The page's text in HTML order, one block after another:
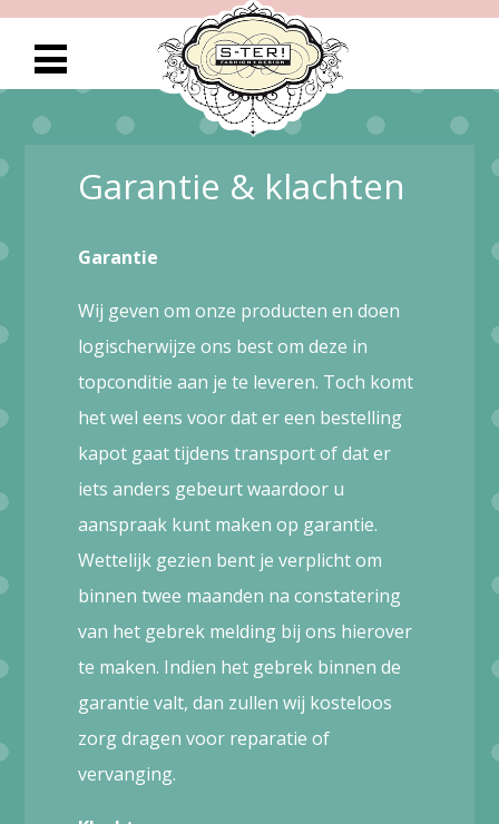
Garantie & klachten
Garantie
Wij geven om onze producten en doen
logischerwijze ons best om deze in
topconditie aan je te leveren. Toch komt
het wel eens voor dat er een bestelling
kapot gaat tijdens transport of dat er
iets anders gebeurt waardoor u
aanspraak kunt maken op garantie.
Wettelijk gezien bent je verplicht om
binnen twee maanden na constatering
van het gebrek melding bij ons hierover
te maken. Indien het gebrek binnen de
garantie valt, dan zullen wij kosteloos
zorg dragen voor reparatie of
vervanging.